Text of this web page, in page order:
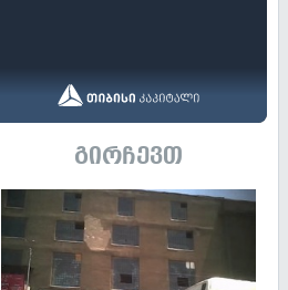
გირჩევთ